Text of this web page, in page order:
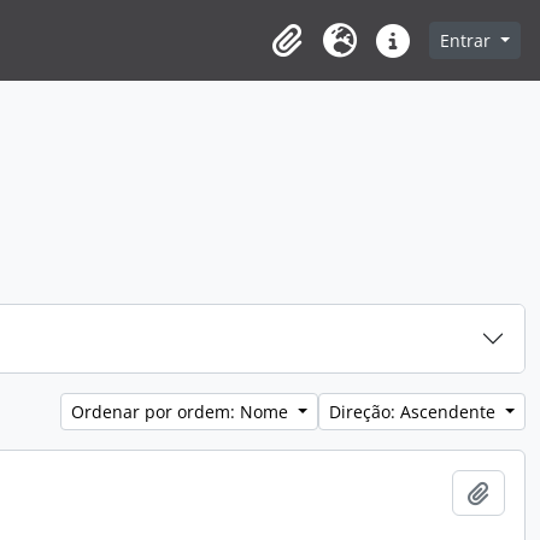
Clipboard
Idioma Ligações rápidas
Entrar
Ordenar por ordem: Nome Direção: Ascendente